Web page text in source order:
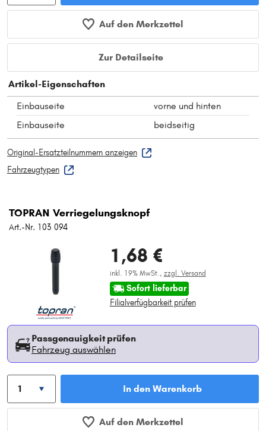
Auf den Merkzettel
Zur Detailseite
Artikel-Eigenschaften
Einbauseite
vorne und hinten
Einbauseite
beidseitig
Original-Ersatzteilnummern anzeigen
Fahrzeugtypen
TOPRAN Verriegelungsknopf
Art.-Nr. 103 094
1,68 €
inkl. 19% MwSt., zzgl. Versand
Sofort lieferbar
Filialverfügbarkeit prüfen
Passgenauigkeit prüfen
Fahrzeug auswählen
In den Warenkorb
Auf den Merkzettel